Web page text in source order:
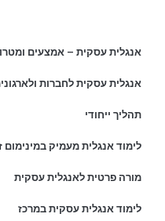
אנגלית עסקית – אמצעים
אנגלית עסקית לחברות
תהליך ייחודי
לימוד אנגלית מעמיק במינימום
מורה פרטית לאנגלית עסקית
לימוד אנגלית עסקית במרכז